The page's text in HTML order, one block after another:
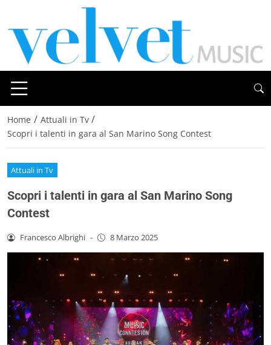
Home / Attuali in Tv /
Scopri i talenti in gara al San Marino Song Contest
Attuali in Tv
Scopri i talenti in gara al San Marino Song
Contest
Francesco Albrighi - 8 Marzo 2025